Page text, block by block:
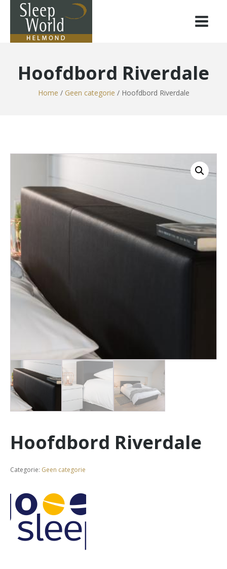
Hoofdbord Riverdale
Home / Geen categorie / Hoofdbord Riverdale
Hoofdbord Riverdale
Categorie: Geen categorie